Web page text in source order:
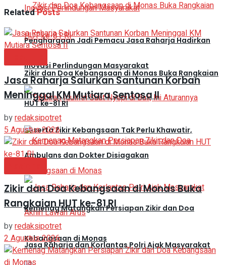
Penghargaan Jadi Pemacu Jasa Raharja Hadirkan
Inovasi Perlindungan Masyarakat
Peserta Zikir Kebangsaan Tak Perlu Khawatir,
Ambulans dan Dokter Disiagakan
Jasa Raharja dan Korlantas Polri Ajak Masyarakat
Zikir dan Doa Kebangsaan di Monas Buka Rangkaian
HUT ke-81 RI
Kemenag Matangkan Persiapan Zikir dan Doa
Kebangsaan di Monas
RelatedPosts
Jasa Raharja Salurkan Santunan Korban
Meninggal KM Mutiara Sentosa II
byredaksipotret
5 Agustus 2026
Zikir dan Doa Kebangsaan di Monas Buka
Rangkaian HUT ke-81 RI
byredaksipotret
2 Agustus 2026